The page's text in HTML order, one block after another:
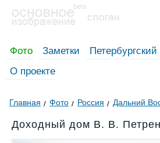
Фото Заметки
О проекте
Главная Фото Россия Дальний
Доходный дом В. В.